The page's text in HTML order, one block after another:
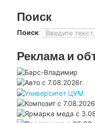
Поиск
Поиск
Реклама и